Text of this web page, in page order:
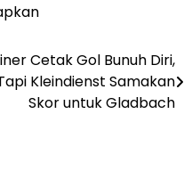
Cetak Gol Bunuh Diri,
Kleindienst Samakan
Skor untuk Gladbach